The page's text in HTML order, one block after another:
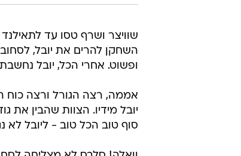
שוויצר ושרף טסו עד
השחקן להרים את יובל,
ופשוט. אחרי הכל, יובל
אממה, רצה הגורל ורצה כוח
יובל מידיו. הצוות שהבין את
סוף טוב הכל טוב - ליובל